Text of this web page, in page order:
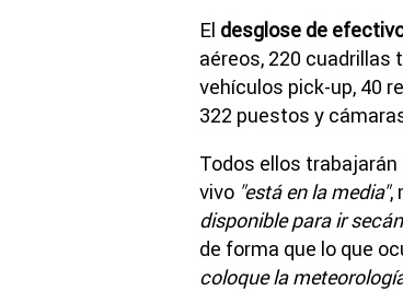
El desglose de
aéreos, 220
vehículos pick-up, 40
322 puestos y
Todos ellos
vivo "está en la media",
disponible para ir
de forma que lo que
coloque la